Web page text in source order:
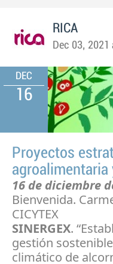
RICA
Dec 03,
DEC
16
Proyectos
agroalimentaria
16 de diciembre
Bienvenida.
CICYTEX
SINERGEX.
gestión
climático de